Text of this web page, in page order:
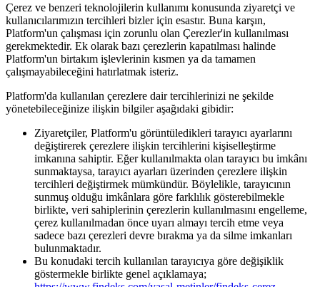
Çerez ve benzeri teknolojilerin kullanımı konusunda ziyaretçi ve
kullanıcılarımızın tercihleri bizler için esastır. Buna karşın,
Platform'un çalışması için zorunlu olan Çerezler'in kullanılması
gerekmektedir. Ek olarak bazı çerezlerin kapatılması halinde
Platform'un birtakım işlevlerinin kısmen ya da tamamen
çalışmayabileceğini hatırlatmak isteriz.
Platform'da kullanılan çerezlere dair tercihlerinizi ne şekilde
yönetebileceğinize ilişkin bilgiler aşağıdaki gibidir:
Ziyaretçiler, Platform'u görüntüledikleri tarayıcı ayarlarını
değiştirerek çerezlere ilişkin tercihlerini kişiselleştirme
imkanına sahiptir. Eğer kullanılmakta olan tarayıcı bu imkânı
sunmaktaysa, tarayıcı ayarları üzerinden çerezlere ilişkin
tercihleri değiştirmek mümkündür. Böylelikle, tarayıcının
sunmuş olduğu imkânlara göre farklılık gösterebilmekle
birlikte, veri sahiplerinin çerezlerin kullanılmasını engelleme,
çerez kullanılmadan önce uyarı almayı tercih etme veya
sadece bazı çerezleri devre bırakma ya da silme imkanları
bulunmaktadır.
Bu konudaki tercih kullanılan tarayıcıya göre değişiklik
göstermekle birlikte genel açıklamaya;